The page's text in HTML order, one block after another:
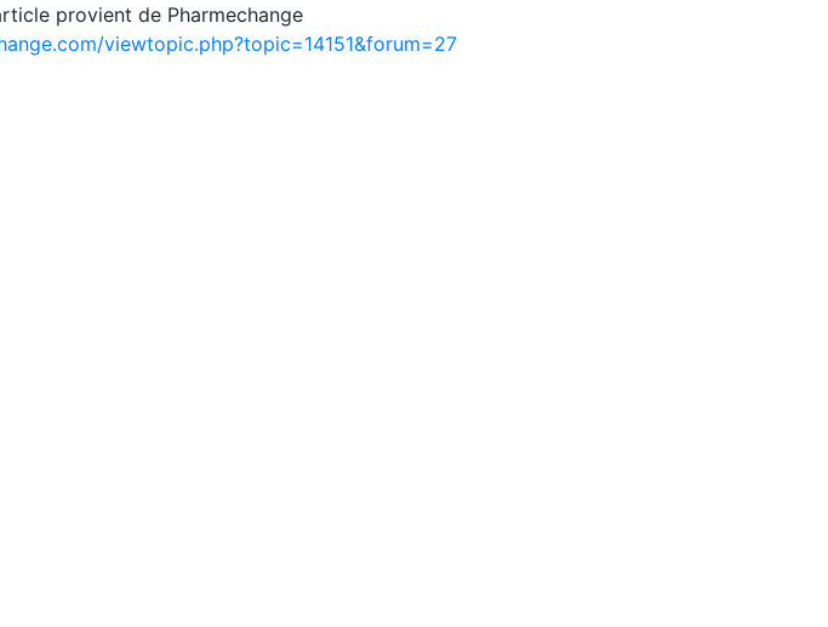
provient de Pharmechange
viewtopic.php?topic=14151&forum=27